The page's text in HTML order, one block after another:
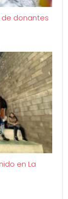
donantes
en La